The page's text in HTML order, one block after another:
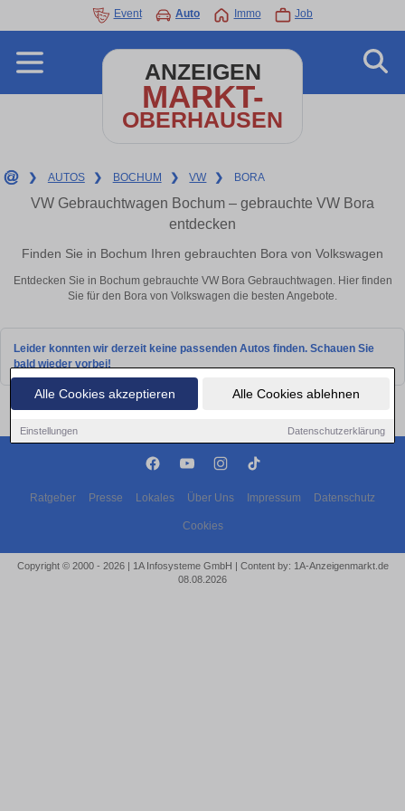
Alle Cookies akzeptieren Alle Cookies ablehnen
Einstellungen Datenschutzerklärung
Event Auto Immo Job
ANZEIGEN
MARKT-
OBERHAUSEN
❯ AUTOS ❯ BOCHUM ❯ VW ❯ BORA
VW Gebrauchtwagen Bochum – gebrauchte VW Bora
entdecken
Finden Sie in Bochum Ihren gebrauchten Bora von Volkswagen
Entdecken Sie in Bochum gebrauchte VW Bora Gebrauchtwagen. Hier finden
Sie für den Bora von Volkswagen die besten Angebote.
Leider konnten wir derzeit keine passenden Autos finden. Schauen Sie
bald wieder vorbei!
Ratgeber Presse Lokales Über Uns Impressum Datenschutz
Cookies
Copyright © 2000 - 2026 | 1A Infosysteme GmbH | Content by: 1A-Anzeigenmarkt.de
08.08.2026